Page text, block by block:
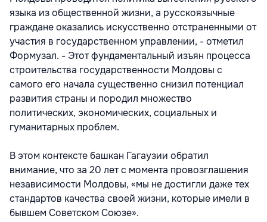
языка из общественной жизни, а русскоязычные
граждане оказались искусственно отстраненными от
участия в государственном управлении, - отметил
Формузал. - Этот фундаментальный изъян процесса
строительства государственности Молдовы с
самого его начала существенно снизил потенциал
развития страны и породил множество
политических, экономических, социальных и
гуманитарных проблем.
В этом контексте башкан Гагаузии обратил
внимание, что за 20 лет с момента провозглашения
независимости Молдовы, «мы не достигли даже тех
стандартов качества своей жизни, которые имели в
бывшем Советском Союзе».